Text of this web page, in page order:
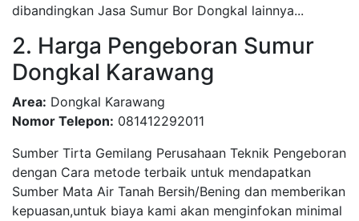
dibandingkan Jasa Sumur Bor Dongkal lainnya...
2. Harga Pengeboran Sumur
Dongkal Karawang
Area: Dongkal Karawang
Nomor Telepon: 081412292011
Sumber Tirta Gemilang Perusahaan Teknik Pengeboran
dengan Cara metode terbaik untuk mendapatkan
Sumber Mata Air Tanah Bersih/Bening dan memberikan
kepuasan,untuk biaya kami akan menginfokan minimal